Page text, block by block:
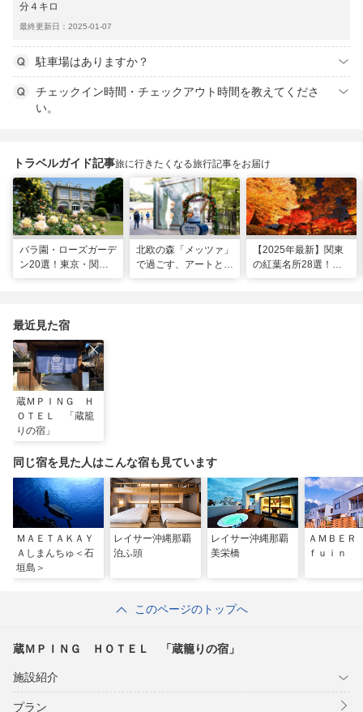
分４キロ
最終更新日：2025-01-07
駐車場はありますか？
チェックイン時間・チェックアウト時間を教えてくださ
い。
トラベルガイド記事旅に行きたくなる旅行記事をお届け
バラ園・ローズガーデ
ン20選！東京・関東
北欧の森「メッツァ」
で過ごす、アートとム
【2025年最新】関東
の紅葉名所28選！
最近見た宿
蔵ＭＰＩＮＧ Ｈ
ＯＴＥＬ 「蔵籠
りの宿」
同じ宿を見た人はこんな宿も見ています
ＭＡＥＴＡＫＡＹ
Ａしまんちゅ＜石
垣島＞
レイサー沖縄那覇
泊ふ頭
レイサー沖縄那覇
美栄橋
ＡＭＢＥ
ｆｕｉｎ
このページのトップへ
蔵ＭＰＩＮＧ ＨＯＴＥＬ 「蔵籠りの宿」
施設紹介
プラン